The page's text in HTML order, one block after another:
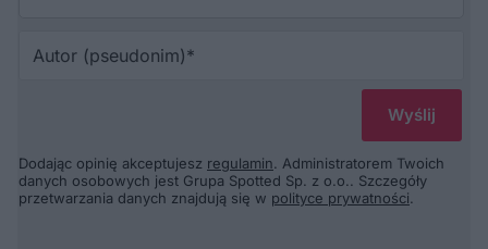
Dodając opinię akceptujesz regulamin. Administratorem Twoich
danych osobowych jest Grupa Spotted Sp. z o.o.. Szczegóły
przetwarzania danych znajdują się w polityce prywatności.